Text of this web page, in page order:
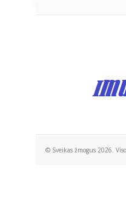
© Sveikas žmogus 2026.